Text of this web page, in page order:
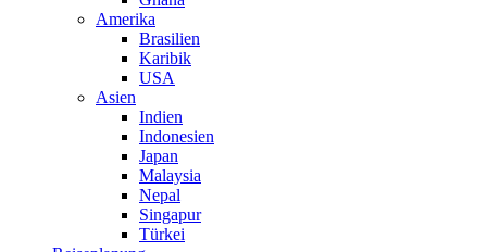
Amerika
Brasilien
Karibik
USA
Asien
Indien
Indonesien
Japan
Malaysia
Nepal
Singapur
Türkei